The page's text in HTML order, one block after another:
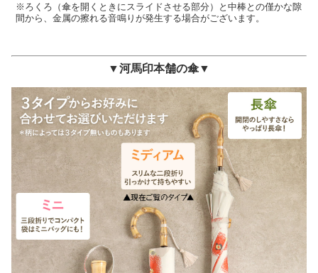
※ろくろ（傘を開くときにスライドさせる部分）と中棒との僅かな隙
間から、金属の擦れる音鳴りが発生する場合がございます。
▼河馬印本舗の傘▼